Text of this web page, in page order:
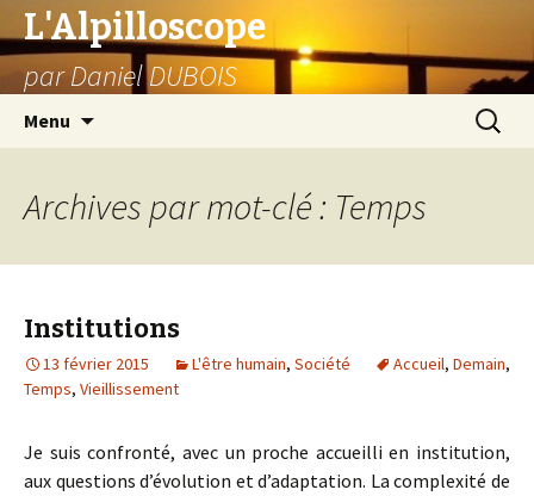
L'Alpilloscope
par Daniel DUBOIS
Menu
Archives par mot-clé : Temps
Institutions
13 février 2015 L'être humain, Société Accueil, Demain,
Temps, Vieillissement
Je suis confronté, avec un proche accueilli en institution,
aux questions d’évolution et d’adaptation. La complexité de